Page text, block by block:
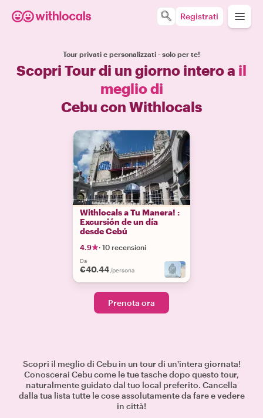
Registrati
Tour privati e personalizzati - solo per te!
Scopri Tour di un giorno intero a il
meglio di
Cebu con Withlocals
Withlocals a Tu Manera! :
Excursión de un día
desde Cebú
4.9 · 10 recensioni
Da
€40.44 /persona
Prenota ora
Scopri il meglio di Cebu in un tour di un'intera giornata!
Conoscerai Cebu come le tue tasche dopo questo tour,
naturalmente guidato dal tuo local preferito. Cancella
dalla tua lista tutte le cose assolutamente da fare e vedere
in città!